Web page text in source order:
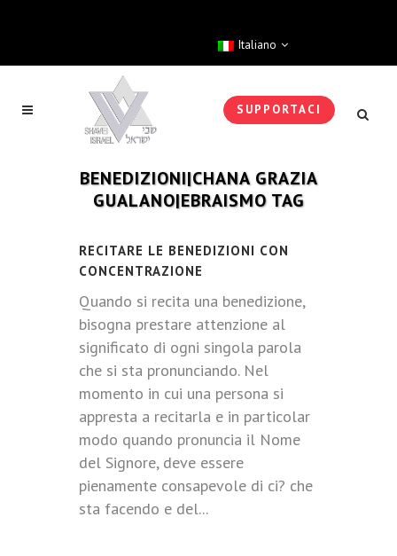
Italiano
SUPPORTACI
BENEDIZIONI|CHANA GRAZIA
GUALANO|EBRAISMO TAG
RECITARE LE BENEDIZIONI CON
CONCENTRAZIONE
Quando si recita una benedizione,
bisogna prestare attenzione al
significato di ogni singola parola
che si sta pronunciando. Nel
momento in cui una persona si
appresta a recitarla e in particolar
modo quando pronuncia il Nome
del Signore, deve essere
pienamente consapevole di ci? che
sta facendo e del...